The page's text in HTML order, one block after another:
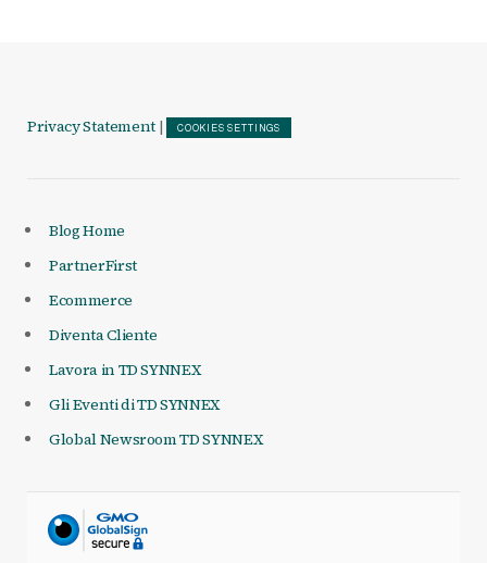
Privacy Statement | COOKIES SETTINGS
Blog Home
PartnerFirst
Ecommerce
Diventa Cliente
Lavora in TD SYNNEX
Gli Eventi di TD SYNNEX
Global Newsroom TD SYNNEX